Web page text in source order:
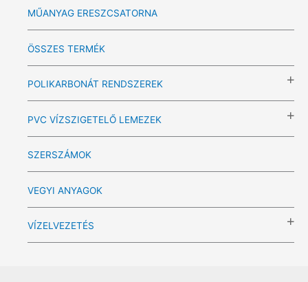
MŰANYAG ERESZCSATORNA
ÖSSZES TERMÉK
POLIKARBONÁT RENDSZEREK
PVC VÍZSZIGETELŐ LEMEZEK
SZERSZÁMOK
VEGYI ANYAGOK
VÍZELVEZETÉS